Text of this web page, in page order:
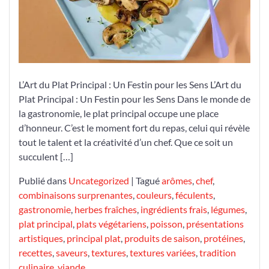
pas
Manquer
L’Art du Plat Principal : Un Festin pour les Sens L’Art du
Plat Principal : Un Festin pour les Sens Dans le monde de
la gastronomie, le plat principal occupe une place
d’honneur. C’est le moment fort du repas, celui qui révèle
tout le talent et la créativité d’un chef. Que ce soit un
succulent […]
Publié dans Uncategorized | Taguéarômes,chef,
combinaisons surprenantes,couleurs,féculents,
gastronomie, herbes fraîches, ingrédients frais, légumes,
plat principal, plats végétariens, poisson, présentations
artistiques, principal plat, produits de saison, protéines,
recettes,saveurs,textures,textures variées,tradition